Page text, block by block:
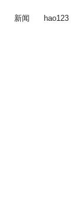
新闻 hao123